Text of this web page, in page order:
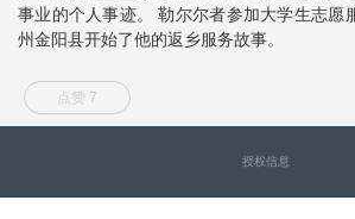
事业的个人事迹。 勒尔尔者参加大学生志愿
州金阳县开始了他的返乡服务故事。
点赞 7
授权信息